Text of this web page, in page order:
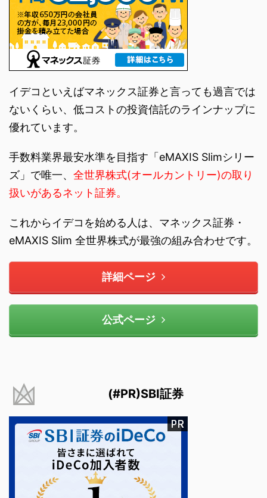
イデコといえばマネックス証券と言っても過言では
ないくらい、低コストの投資信託のラインナップに
優れています。
手数料業界最安水準を目指す「eMAXIS Slimシリー
ズ」で唯一、 全世界株式(オールカントリー)の取り
扱いがあるネット証券。
これからイデコを始める人は、マネックス証券・
eMAXIS Slim 全世界株式が最強の組み合わせです。
詳細ページ
公式ページ
(#PR)SBI証券